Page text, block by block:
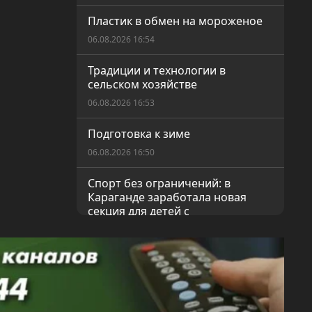
Пластик в обмен на мороженое
06.08.2026 16:54
Традиции и технологии в
сельском хозяйстве
06.08.2026 16:53
Подготовка к зиме
06.08.2026 16:50
Спорт без ограничений: в
Караганде заработала новая
секция для детей с
06.08.2026 16:17
Утро с разминки
05.08.2026 17:46